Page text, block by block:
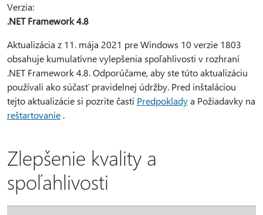
Verzia:
.NET Framework 4.8
Aktualizácia z 11. mája 2021 pre Windows 10 verzie 1803
obsahuje kumulatívne vylepšenia spoľahlivosti v rozhraní
.NET Framework 4.8. Odporúčame, aby ste túto aktualizáciu
používali ako súčasť pravidelnej údržby. Pred inštaláciou
tejto aktualizácie si pozrite časti Predpokladya Požiadavky na
reštartovanie .
Zlepšenie kvality a
spoľahlivosti